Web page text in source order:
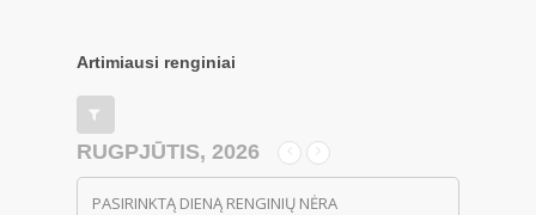
Artimiausi renginiai
RUGPJŪTIS, 2026
PASIRINKTĄ DIENĄ RENGINIŲ NĖRA